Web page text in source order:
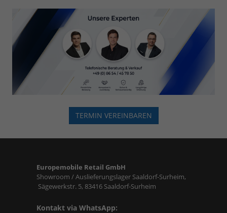
TERMIN VEREINBAREN
Europemobile Retail GmbH
Showroom / Auslieferungslager Saaldorf-Surheim,
Sägewerkstr. 5, 83416 Saaldorf-Surheim
Kontakt via WhatsApp: